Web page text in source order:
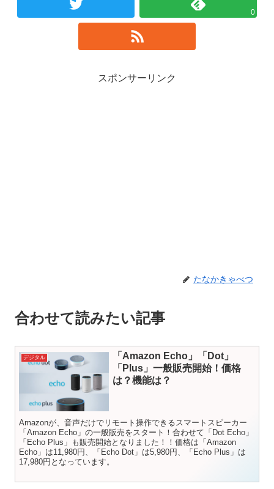
0
スポンサーリンク
たなかきゃべつ
合わせて読みたい記事
デジタル
「Amazon Echo」「Dot」
「Plus」一般販売開始！価格
は？機能は？
Amazonが、音声だけでリモート操作できるスマートスピーカー
「Amazon Echo」の一般販売をスタート！合わせて「Dot Echo」
「Echo Plus」も販売開始となりました！！価格は「Amazon
Echo」は11,980円、「Echo Dot」は5,980円、「Echo Plus」は
17,980円となっています。